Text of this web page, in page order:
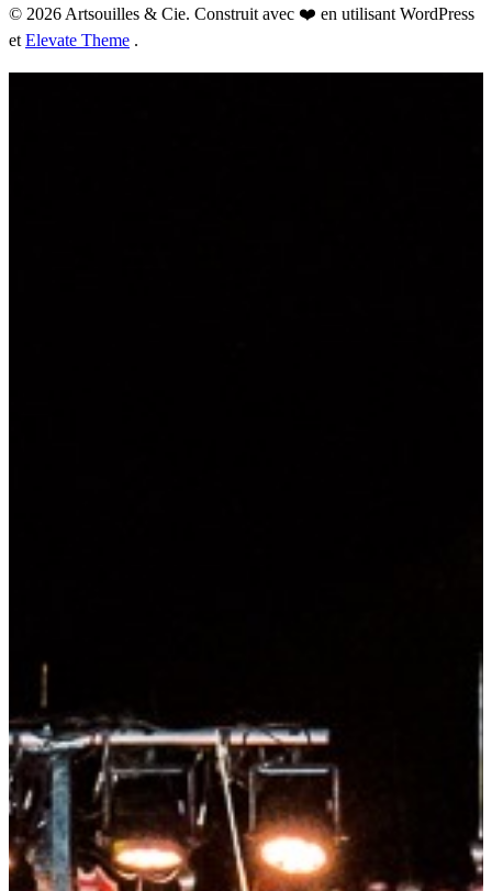
© 2026 Artsouilles & Cie. Construit avec ❤️ en utilisant WordPress
et Elevate Theme .